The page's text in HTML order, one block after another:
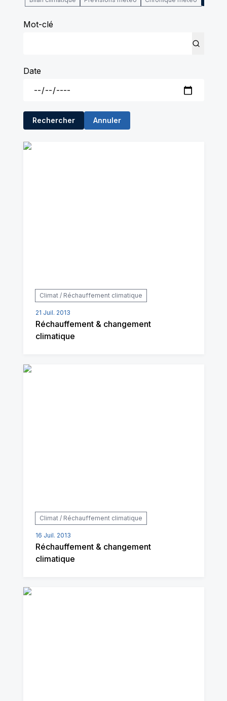
Mot-clé
Date
Rechercher Annuler
Climat / Réchauffement climatique
21 Juil. 2013
Réchauffement & changement
climatique
Climat / Réchauffement climatique
16 Juil. 2013
Réchauffement & changement
climatique